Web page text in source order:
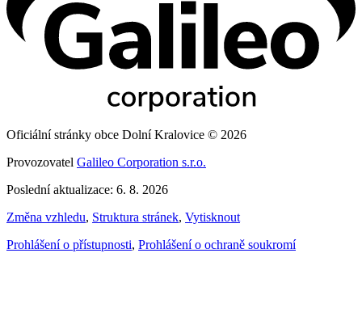
Oficiální stránky obce Dolní Kralovice © 2026
Provozovatel Galileo Corporation s.r.o.
Poslední aktualizace: 6. 8. 2026
Změna vzhledu, Struktura stránek, Vytisknout
Prohlášení o přístupnosti, Prohlášení o ochraně soukromí